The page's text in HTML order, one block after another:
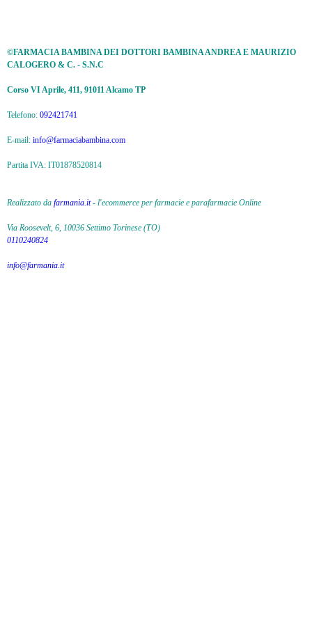
©FARMACIA BAMBINA DEI DOTTORI BAMBINA ANDREA E MAURIZIO
CALOGERO & C. - S.N.C
Corso VI Aprile, 411, 91011 Alcamo TP
Telefono: 092421741
E-mail: info@farmaciabambina.com
Partita IVA: IT01878520814
Realizzato da farmania.it- l'ecommerce per farmacie e parafarmacie Online
0110240824
info@farmania.it